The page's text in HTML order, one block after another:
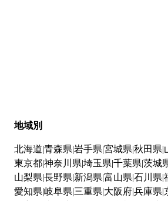
地域別
北海道 青森県 岩手県 宮城県 秋田県
東京都神奈川県 埼玉県 千葉県 茨城
山梨県 長野県 新潟県 富山県 石川県
愛知県 岐阜県 三重県 大阪府兵庫県